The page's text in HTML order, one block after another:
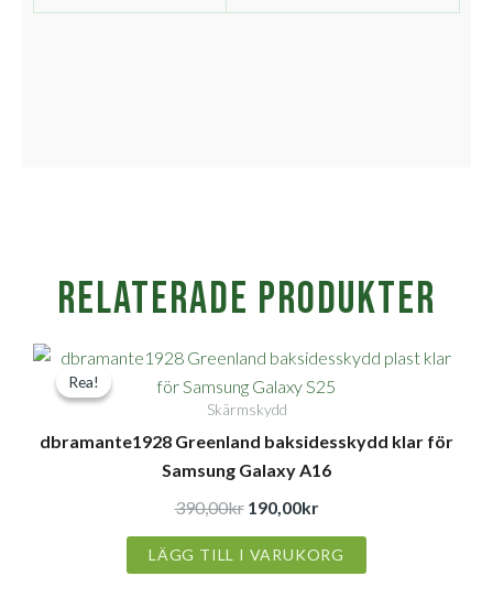
Relaterade produkter
Rea!
Rea!
Skärmskydd
dbramante1928 Greenland baksidesskydd klar för
Samsung Galaxy A16
390,00kr
Det
ursprungliga
priset
var:
390,00kr.
190,00kr
Det
nuvarande
är:
190,00kr.
LÄGG TILL I VARUKORG